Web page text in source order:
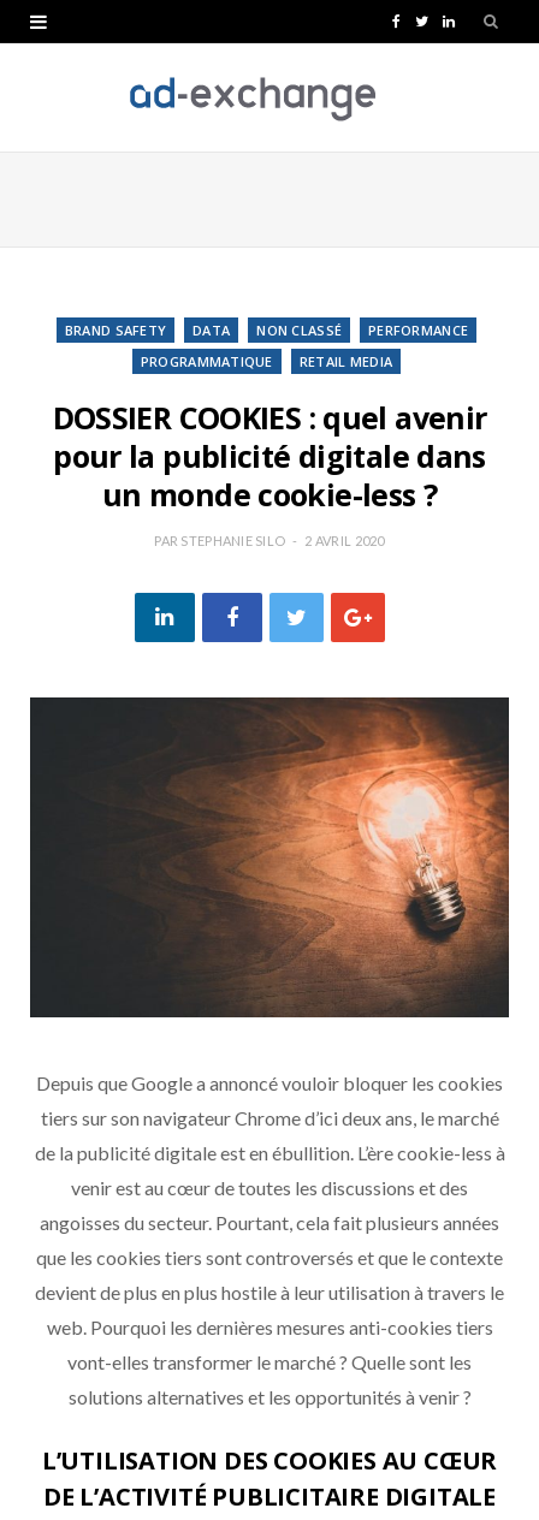
e
k
T
t
L
k
n
BRAND SAFETY DATA NON CLASSÉ
PERFORMANCE
PROGRAMMATIQUE
RETAIL MEDIA
DOSSIER COOKIES : quel avenir
pour la publicité digitale dans
un monde cookie-less ?
PAR STEPHANIE SILO 2 AVRIL 2020
Depuis que Google a annoncé vouloir bloquer les cookies
tiers sur son navigateur Chrome d’ici deux ans, le marché
de la publicité digitale est en ébullition. L’ère cookie-less à
venir est au cœur de toutes les discussions et des
angoisses du secteur. Pourtant, cela fait plusieurs années
que les cookies tiers sont controversés et que le contexte
devient de plus en plus hostile à leur utilisation à travers le
web. Pourquoi les dernières mesures anti-cookies tiers
vont-elles transformer le marché ? Quelle sont les
solutions alternatives et les opportunités à venir ?
L’UTILISATION DES COOKIES AU CŒUR
DE L’ACTIVITÉ PUBLICITAIRE DIGITALE